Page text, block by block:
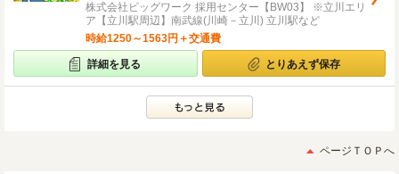
株式会社ビッグワーク 採用センター【BW03】 ※立川エリ
ア【立川駅周辺】南武線(川崎－立川) 立川駅など
時給1250～1563円＋交通費
詳細を見る とりあえず保存
ページＴＯＰへ